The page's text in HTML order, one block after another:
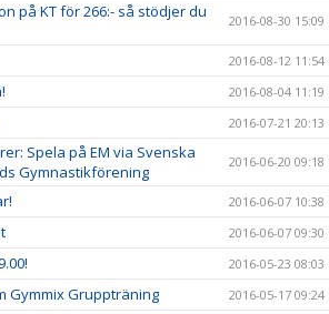
på KT för 266:- så stödjer du
2016-08-30 15:09
2016-08-12 11:54
2016-08-04 11:19
2016-07-21 20:13
Spela på EM via Svenska
Gymnastikförening
2016-06-20 09:18
2016-06-07 10:38
2016-06-07 09:30
2016-05-23 08:03
Gymmix Gruppträning 2016-05-17 09:24